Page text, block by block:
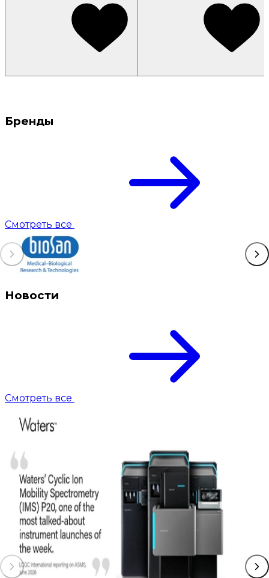
Бренды
Смотреть все
Новости
Смотреть все